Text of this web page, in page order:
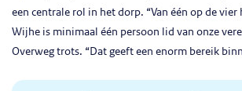
een centrale rol in het dorp. “Van één op de
Wijhe is minimaal één persoon lid van onze
Overweg trots. “Dat geeft een enorm bereik